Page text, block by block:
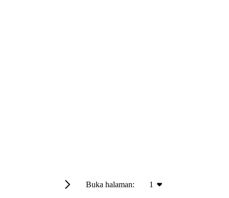
Buka halaman: 1